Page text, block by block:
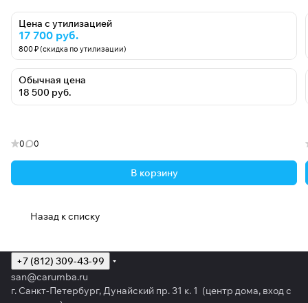
Цена с утилизацией
17 700 руб.
800 ₽ (скидка по утилизации)
Обычная цена
18 500 руб.
0 0
В корзину
Назад к списку
+7 (812) 309-43-99
san@carumba.ru
г. Санкт-Петербург, Дунайский пр. 31 к. 1 (центр дома, вход с